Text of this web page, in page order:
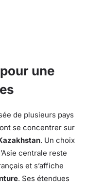
une
de plusieurs pays
se concentrer sur
. Un choix
centrale reste
et s’affiche
. Ses étendues